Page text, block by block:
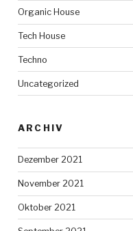
Organic House
Tech House
Techno
Uncategorized
ARCHIV
Dezember 2021
November 2021
Oktober 2021